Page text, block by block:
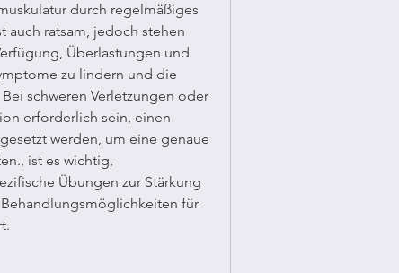
durch regelmäßiges
auch ratsam, jedoch stehen
Überlastungen und
zu lindern und die
schweren Verletzungen oder
erforderlich sein, einen
werden, um eine genaue
ist es wichtig,
Übungen zur Stärkung
für